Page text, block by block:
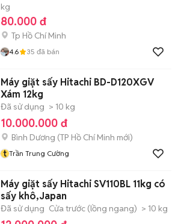
kg
80.000 đ
Tp Hồ Chí Minh
4.6 35 đã bán
Máy giặt sấy Hitachi BD-D120XGV
Xám 12kg
Đã sử dụng > 10 kg
10.000.000 đ
Bình Dương (TP Hồ Chí Minh mới)
t Trần Trung Cường
Máy giặt sấy Hitachi SV110BL 11kg có
sấy khô,Japan
Đã sử dụng Cửa trước (lồng ngang) > 10 kg